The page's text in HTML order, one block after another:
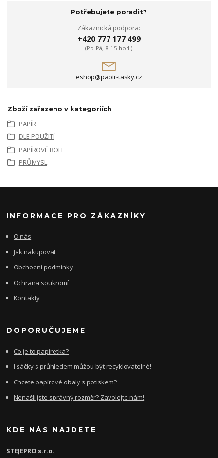
Potřebujete poradit?
Zákaznická podpora:
+420 777 177 499
(Po-Pá, 8-15 hod.)
eshop@papir-tasky.cz
Zboží zařazeno v kategoriích
PAPÍR
DLE POUŽITÍ
PAPÍROVÉ ROLE
PRŮMYSL
INFORMACE PRO ZÁKAZNÍKY
O nás
Jak nakupovat
Obchodní podmínky
Ochrana soukromí
Kontakty
DOPORUČUJEME
Co je to papíretka?
I sáčky s průhledem můžou být recyklovatelné!
Chcete papírové obaly s potiskem?
Nenašli jste správný rozměr? Zavolejte nám!
KDE NÁS NAJDETE
STEJEPRO s.r.o.